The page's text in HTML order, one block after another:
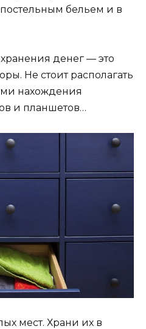
бельем и в
денег — это
Не стоит располагать
нахождения
и планшетов…
мест. Храни их в